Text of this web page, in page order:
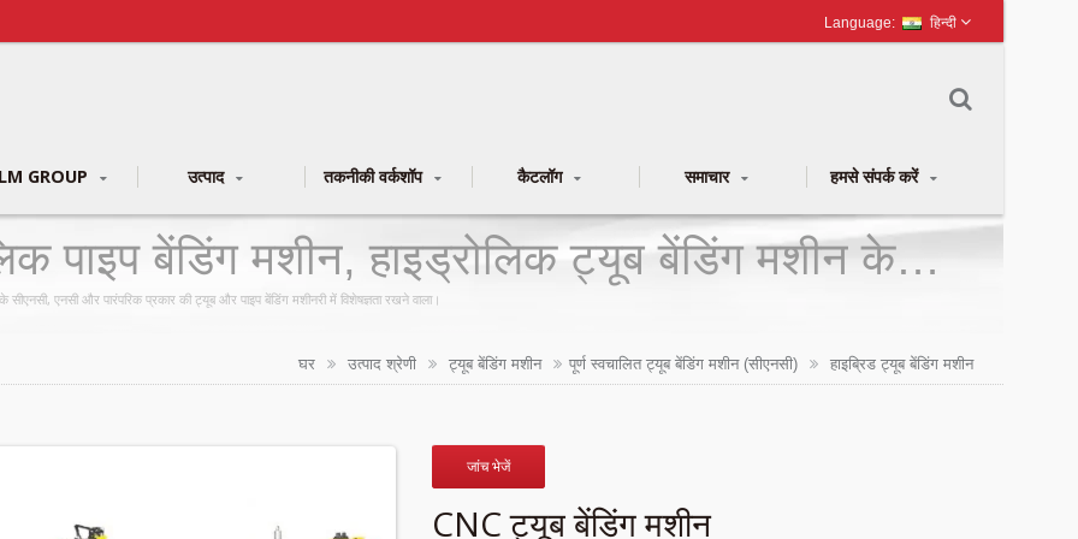
हिन्दी
GROUP उत्पाद तकनीकी वर्कशॉप कैटलॉग समाचार हमसे संपर्क करें
पाइप बेंडिंग मशीन, हाइड्रोलिक ट्यूब बेंडिंग मशीन के
ट्यूब बेंडिंग मशीन / रोबोटिक मेटल ट्यूब मशीन निर्माता
सीएनसी, एनसी और पारंपरिक प्रकार की ट्यूब और पाइप बेंडिंग मशीनरी में विशेषज्ञता रखने वाला।
घर उत्पाद श्रेणी ट्यूब बेंडिंग मशीन पूर्ण स्वचालित ट्यूब बेंडिंग मशीन (सीएनसी) हाइब्रिड ट्यूब बेंडिंग मशीन
जांच भेजें
CNC ट्यूब बेंडिंग मशीन